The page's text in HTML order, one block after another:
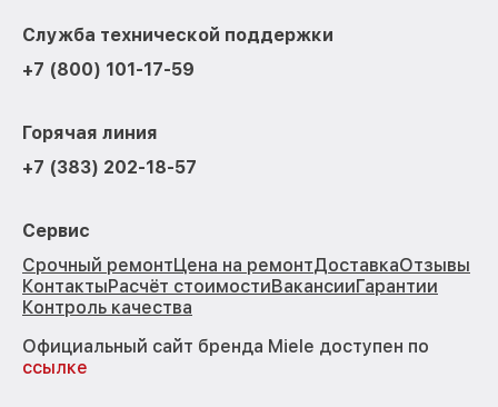
Служба технической поддержки
+7 (800) 101-17-59
Горячая линия
+7 (383) 202-18-57
Сервис
Срочный ремонтЦена на ремонтДоставкаОтзывы
КонтактыРасчёт стоимостиВакансииГарантии
Контроль качества
Официальный сайт бренда Miele доступен по
ссылке